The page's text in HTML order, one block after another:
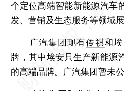
个定位高端智能新能源汽车
发、营销及生态服务等领域展
广汽集团现有传祺和
牌，其中埃安只生产新能源
的高端品牌。广汽集团暂未